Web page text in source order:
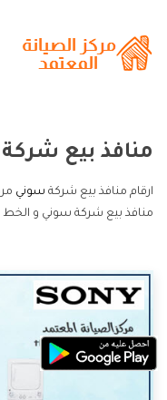
منافذ بيع شركة
ارقام منافذ بيع شركة سوني
منافذ بيع شركة سوني و